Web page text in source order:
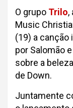
O grupo Trilo,
Music
(19) a canção
por Salomão
sobre a
de Down.
Juntamente